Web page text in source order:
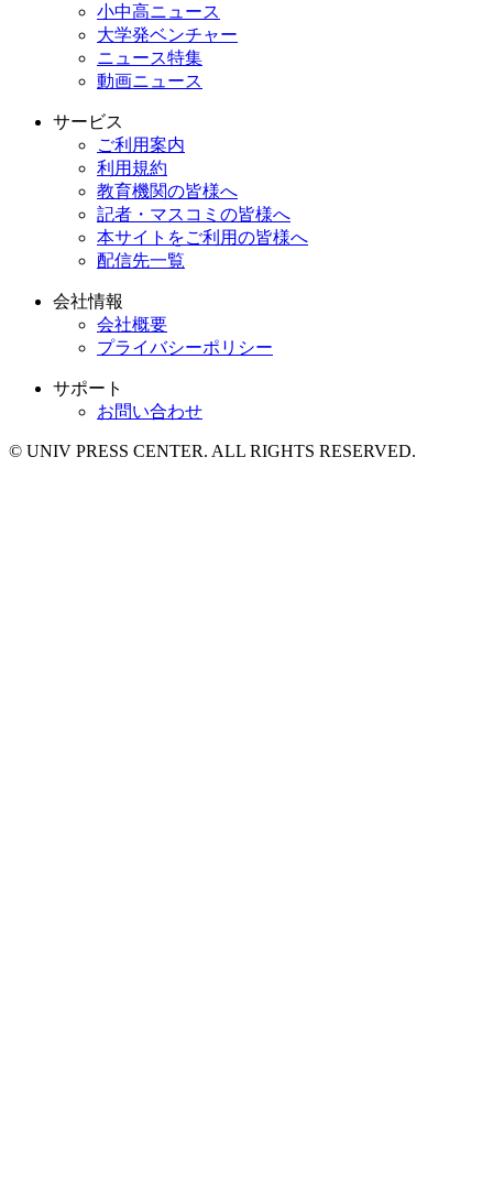
小中高ニュース
大学発ベンチャー
ニュース特集
動画ニュース
サービス
ご利用案内
利用規約
教育機関の皆様へ
記者・マスコミの皆様へ
本サイトをご利用の皆様へ
配信先一覧
会社情報
会社概要
プライバシーポリシー
サポート
お問い合わせ
© UNIV PRESS CENTER. ALL RIGHTS RESERVED.